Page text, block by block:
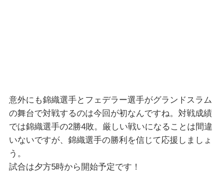
意外にも錦織選手とフェデラー選手がグランドスラム
の舞台で対戦するのは今回が初なんですね。対戦成績
では錦織選手の2勝4敗。厳しい戦いになることは間違
いないですが、錦織選手の勝利を信じて応援しましょ
う。
試合は夕方5時から開始予定です！